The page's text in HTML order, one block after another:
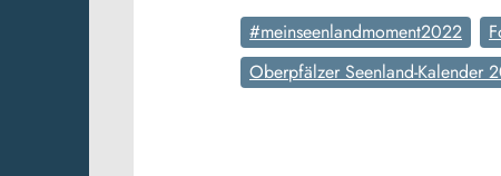
#meinseenlandmoment2022
Oberpfälzer Seenland-Kalender